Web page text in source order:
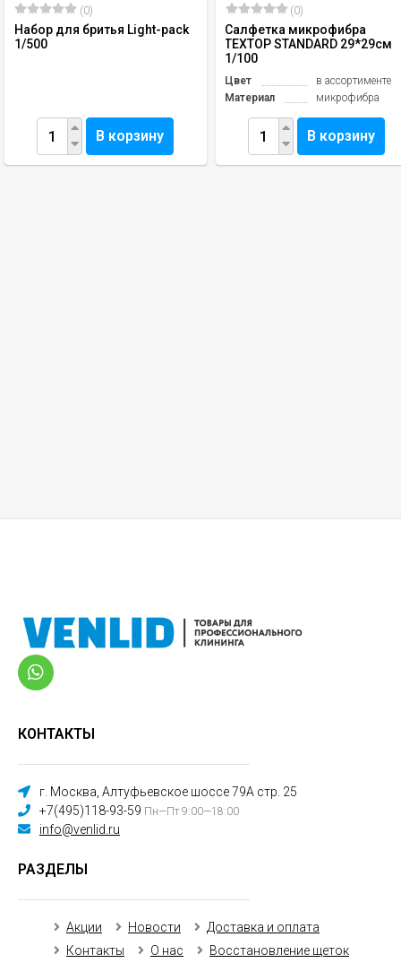
(0)
Набор для бритья Light-pack
1/500
В корзину
(0)
Салфетка микрофибра
ТЕХТОР STANDARD 29*29см
1/100
Цвет
в ассортименте
Материал
микрофибра
В корзину
КОНТАКТЫ
г. Москва, Алтуфьевское шоссе 79А стр. 25
+7(495)118-93-59 Пн—Пт 9:00—18:00
info@venlid.ru
РАЗДЕЛЫ
Акции Новости
Доставка и оплата
Контакты
О нас Восстановление щеток